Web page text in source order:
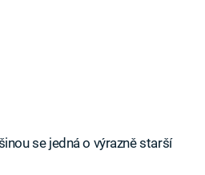
se jedná o výrazně starší